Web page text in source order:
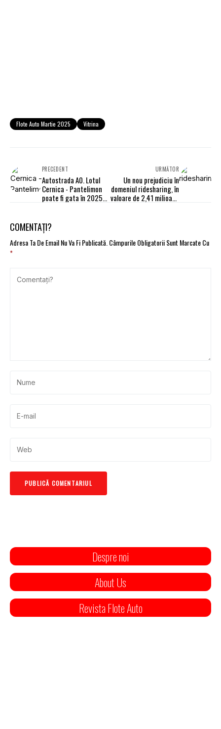
Flote Auto Martie 2025 Vitrina
PRECEDENT
Autostrada A0. Lotul
Cernica - Pantelimon
poate fi gata în 2025
URMĂTOR
Un nou prejudiciu în
domeniul ridesharing, în
valoare de 2,41 milioane
COMENTAȚI?
Adresa Ta De Email Nu Va Fi Publicată.Câmpurile Obligatorii Sunt Marcate Cu
*
Despre noi
About Us
Revista Flote Auto